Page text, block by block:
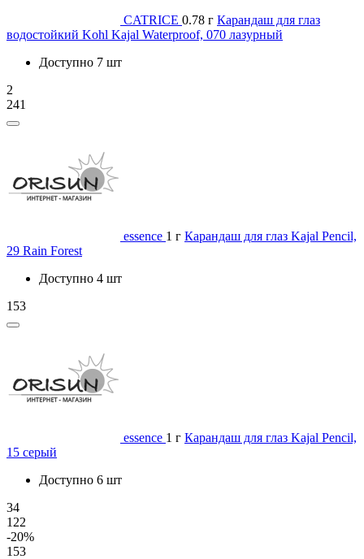
CATRICE 0.78 г Карандаш для глаз
водостойкий Kohl Kajal Waterproof, 070 лазурный
Доступно 7 шт
2
241
essence 1 г Карандаш для глаз Kajal Pencil,
29 Rain Forest
Доступно 4 шт
153
essence 1 г Карандаш для глаз Kajal Pencil,
15 серый
Доступно 6 шт
34
122
-20%
153